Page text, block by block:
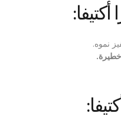
نموه.
خطيرة.